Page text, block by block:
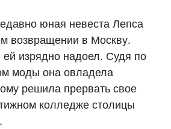
юная невеста Лепса
возвращении в Москву.
изрядно надоел. Судя по
моды она овладела
решила прервать свое
колледже столицы